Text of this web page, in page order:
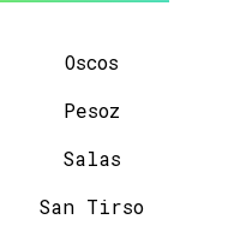
Oscos
Pesoz
Salas
San Tirso